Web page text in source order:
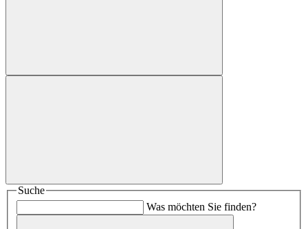
Suche
Was möchten Sie finden?